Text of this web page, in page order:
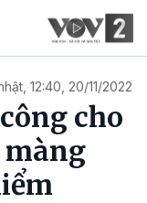
12:40, 20/11/2022
cho
màng